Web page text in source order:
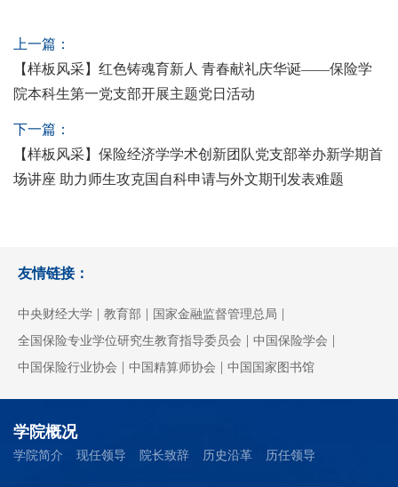
上一篇：
【样板风采】红色铸魂育新人 青春献礼庆华诞——保险学
院本科生第一党支部开展主题党日活动
下一篇：
【样板风采】保险经济学学术创新团队党支部举办新学期首
场讲座 助力师生攻克国自科申请与外文期刊发表难题
友情链接：
中央财经大学 | 教育部 | 国家金融监督管理总局 |
全国保险专业学位研究生教育指导委员会 | 中国保险学会 |
中国保险行业协会 | 中国精算师协会 | 中国国家图书馆
学院概况
学院简介 现任领导 院长致辞 历史沿革 历任领导